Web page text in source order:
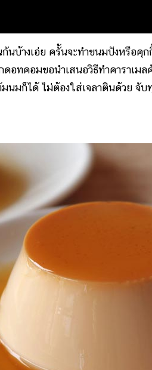
กันบ้างเอ่ย ครั้นจะทำขนมปังหรือคุ
อทคอมขอนำเสนอวิธีทำคาราเม
นมก็ได้ ไม่ต้องใส่เจลาตินด้วย จับ